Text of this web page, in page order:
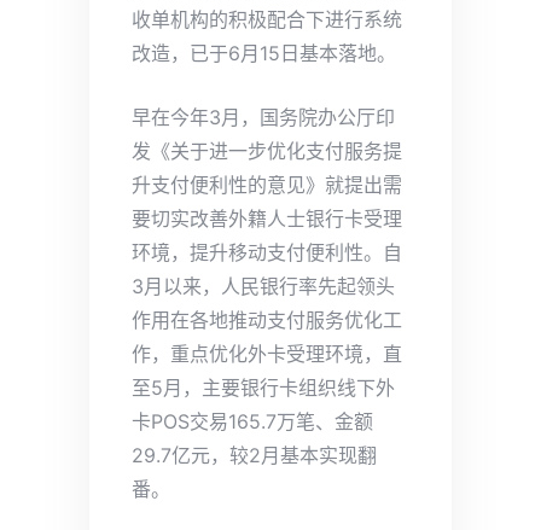
收单机构的积极配合下进行系统
改造，已于6月15日基本落地。
早在今年3月，国务院办公厅印
发《关于进一步优化支付服务提
升支付便利性的意见》就提出需
要切实改善外籍人士银行卡受理
环境，提升移动支付便利性。自
3月以来，人民银行率先起领头
作用在各地推动支付服务优化工
作，重点优化外卡受理环境，直
至5月，主要银行卡组织线下外
卡POS交易165.7万笔、金额
29.7亿元，较2月基本实现翻
番。